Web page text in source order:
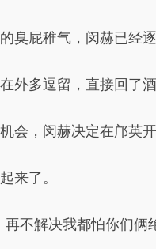
臭屁稚气，闵赫已经
外多逗留，直接回了酒
会，闵赫决定在邝英
来了。
不解决我都怕你们俩